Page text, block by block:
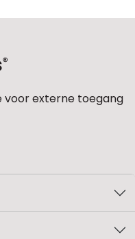
voor externe toegang